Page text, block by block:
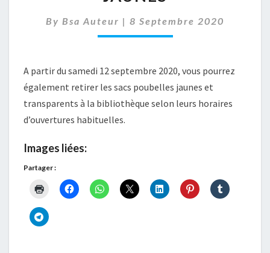
By Bsa Auteur | 8 Septembre 2020
A partir du samedi 12 septembre 2020, vous pourrez
également retirer les sacs poubelles jaunes et
transparents à la bibliothèque selon leurs horaires
d’ouvertures habituelles.
Images liées:
Partager :